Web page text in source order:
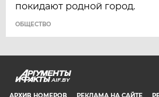
покидают родной город.
ОБЩЕСТВО
AIF.BY